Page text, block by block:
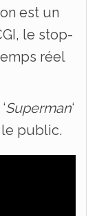
est un
le stop-
réel
Superman‘
le public.